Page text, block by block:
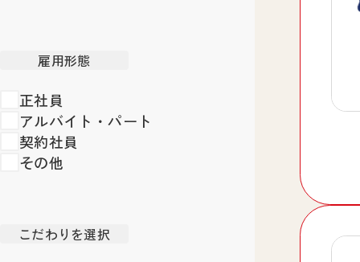
雇用形態
正社員
アルバイト・パート
契約社員
その他
こだわりを選択